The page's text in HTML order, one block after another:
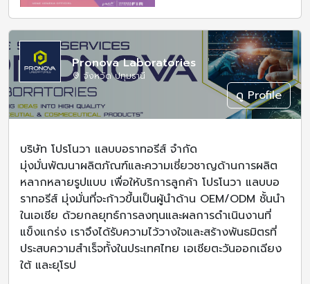
Pronova Laboratories
จังหวัด ปทุมธานี
ดู Profile
บริษัท โปรโนวา แลบบอราทอรีส์ จำกัด
มุ่งมั่นพัฒนาผลิตภัณฑ์และความเชี่ยวชาญด้านการผลิต
หลากหลายรูปแบบ เพื่อให้บริการลูกค้า โปรโนวา แลบบอ
ราทอรีส์ มุ่งมั่นที่จะก้าวขึ้นเป็นผู้นำด้าน OEM/ODM ชั้นนำ
ในเอเชีย ด้วยกลยุทธ์การลงทุนและผลการดำเนินงานที่
แข็งแกร่ง เราจึงได้รับความไว้วางใจและสร้างพันธมิตรที่
ประสบความสำเร็จทั้งในประเทศไทย เอเชียตะวันออกเฉียง
ใต้ และยุโรป